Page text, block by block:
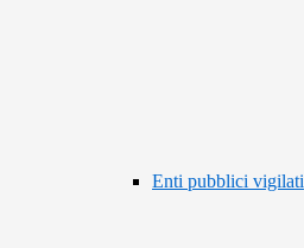
Enti pubblici vigilati